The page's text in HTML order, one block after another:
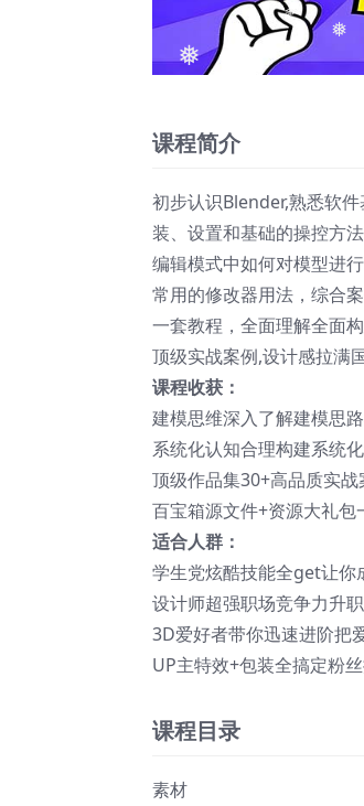
❅
课程简介
初步认识Blender,熟悉软
装、设置和基础的操控方
编辑模式中如何对模型进
常用的修改器用法，综合
一套教程，全面理解全面
顶级实战案例,设计感拉满
课程收获：
建模思维深入了解建模思
系统化认知合理构建系统
顶级作品集30+高品质实
百宝箱源文件+资源大礼包
适合人群：
学生党炫酷技能全get让你
设计师超强职场竞争力升
3D爱好者带你迅速进阶把
UP主特效+包装全搞定粉
课程目录
素材